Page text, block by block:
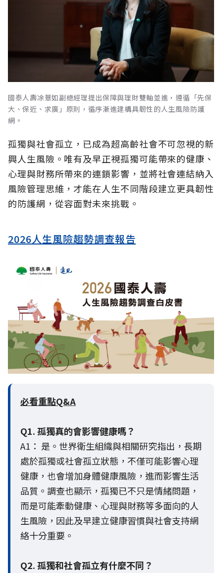
國泰人壽凃薏如副總經理提出保障與理財雙軸並進，遵循「先保
大、保近、求廣」原則，循序漸進建構具韌性的人生風險防護
網。
孤獨與社會孤立，已成為超高齡社會不可忽視的新
興人生風險。唯有及早正視孤獨可能帶來的健康、
心理與財務所帶來的連鎖影響，並將社會連結納入
風險管理思維，才能在人生不同階段建立更具韌性
的防護網，從容面對未來挑戰。
2026人生風險趨勢調查報告
必看重點Q&A
Q1. 孤獨真的會影響健康嗎？
A1： 是。世界衛生組織與相關研究指出，長期
處於孤獨或社會孤立狀態，不僅可能影響心理
健康，也會增加身體健康風險，進而影響生活
品質。調查也顯示，孤獨已不只是情緒問題，
而是可能牽動健康、心理與財務等多面向的人
生風險，因此及早建立健康習慣與社會支持網
絡十分重要。
Q2. 孤獨和社會孤立有什麼不同？